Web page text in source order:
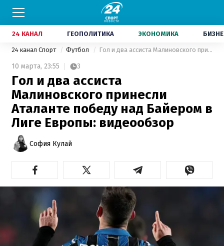
24 КАНАЛ ГЕОПОЛИТИКА ЭКОНОМИКА
24 канал Спорт Футбол Гол и два ассиста Малиновского принесли Аталанте победу над Байером в Лиге Европы: видеообзор
10 марта, 23:55 3
Гол и два ассиста
Малиновского принесли
Аталанте победу над Байером в
Лиге Европы: видеообзор
София Кулай